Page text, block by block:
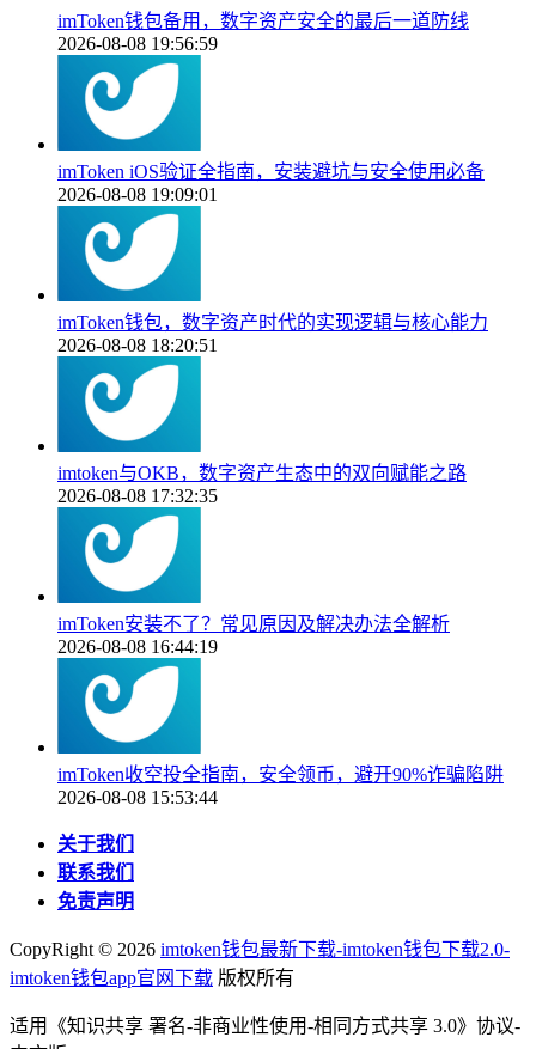
imToken钱包备用，数字资产安全的最后一道防线
2026-08-08 19:56:59
imToken iOS验证全指南，安装避坑与安全使用必备
2026-08-08 19:09:01
imToken钱包，数字资产时代的实现逻辑与核心能力
2026-08-08 18:20:51
imtoken与OKB，数字资产生态中的双向赋能之路
2026-08-08 17:32:35
imToken安装不了？常见原因及解决办法全解析
2026-08-08 16:44:19
imToken收空投全指南，安全领币，避开90%诈骗陷阱
2026-08-08 15:53:44
关于我们
联系我们
免责声明
CopyRight © 2026 imtoken钱包最新下载-imtoken钱包下载2.0-
imtoken钱包app官网下载 版权所有
适用《知识共享 署名-非商业性使用-相同方式共享 3.0》协议-